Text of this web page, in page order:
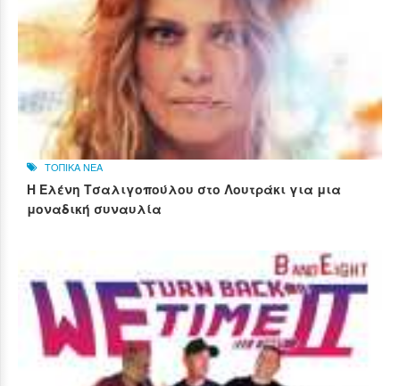
ΤΟΠΙΚΑ ΝΕΑ
Η Ελένη Τσαλιγοπούλου στο Λουτράκι για μια
μοναδική συναυλία